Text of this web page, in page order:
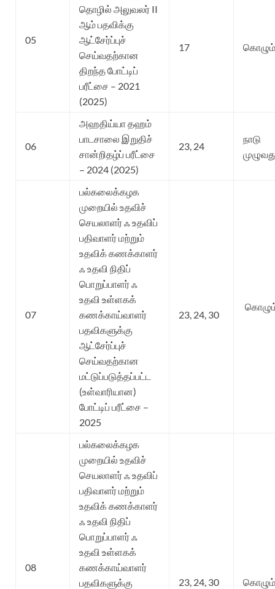
05
தொழில் அலுவலர் II
ஆம் பதவிக்கு
ஆட்சேர்ப்புச்
செய்வதற்கான
திறந்த போட்டிப்
பரீட்சை – 2021
(2025)
17
06
அஹதிய்யா தஹம்
பாடசாலை இறுதிச்
சான்றிதழ்ப் பரீட்சை
– 2024 (2025)
23, 24
நாடு
07
பல்கலைக்கழக
முறையில் உதவிச்
செயலாளர் ஃ உதவிப்
பதிவாளர் மற்றும்
உதவிக் கணக்காளர்
ஃ உதவி நிதிப்
பொறுப்பாளர் ஃ
உதவி உள்ளகக்
கணக்காய்வாளர்
பதவிகளுக்கு
ஆட்சேர்ப்புச்
செய்வதற்கான
மட்டுப்படுத்தப்பட்ட
(உள்வாரியான)
போட்டிப் பரீட்சை –
2025
23, 24, 30
08
பல்கலைக்கழக
முறையில் உதவிச்
செயலாளர் ஃ உதவிப்
பதிவாளர் மற்றும்
உதவிக் கணக்காளர்
ஃ உதவி நிதிப்
பொறுப்பாளர் ஃ
உதவி உள்ளகக்
கணக்காய்வாளர்
பதவிகளுக்கு
23, 24, 30